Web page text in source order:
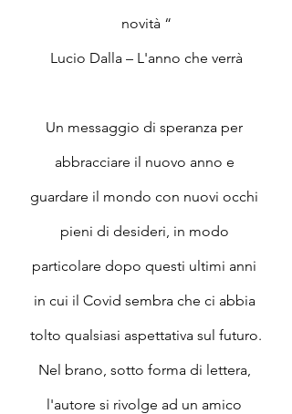
novità “
Lucio Dalla – L'anno che verrà
Un messaggio di speranza per
abbracciare il nuovo anno e
guardare il mondo con nuovi occhi
pieni di desideri, in modo
particolare dopo questi ultimi anni
in cui il Covid sembra che ci abbia
tolto qualsiasi aspettativa sul futuro.
Nel brano, sotto forma di lettera,
l'autore si rivolge ad un amico